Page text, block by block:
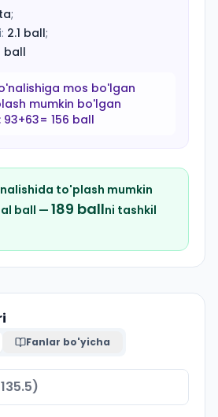
ta;
2.1 ball;
ball
mos bo'lgan
mumkin bo'lgan
93+63= 156 ball
to'plash mumkin
ball — 189 ballni tashkil
Fanlar bo'yicha